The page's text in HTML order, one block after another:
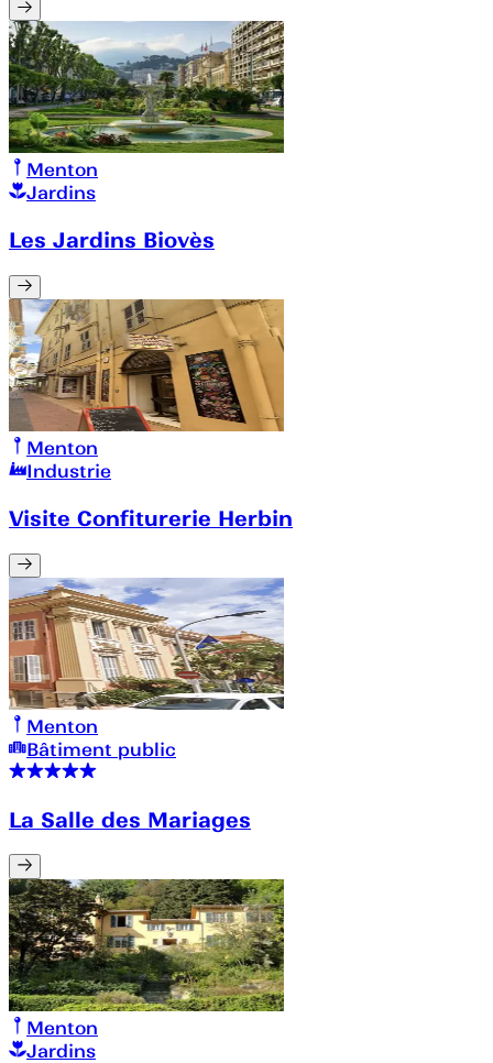
Menton
Jardins
Les Jardins Biovès
Menton
Industrie
Visite Confiturerie Herbin
Menton
Bâtiment public
La Salle des Mariages
Menton
Jardins